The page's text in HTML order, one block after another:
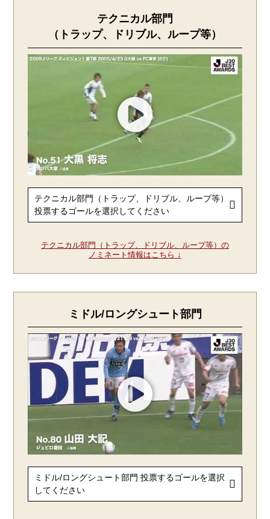
テクニカル部門
（トラップ、ドリブル、ループ等）
テクニカル部門（トラップ、ドリブル、ループ等）の
ノミネート情報はこちら ↓
ミドル/ロングシュート部門